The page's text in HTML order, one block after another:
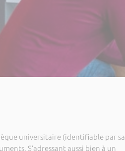
universitaire (identifiable par sa
S’adressant aussi bien à un